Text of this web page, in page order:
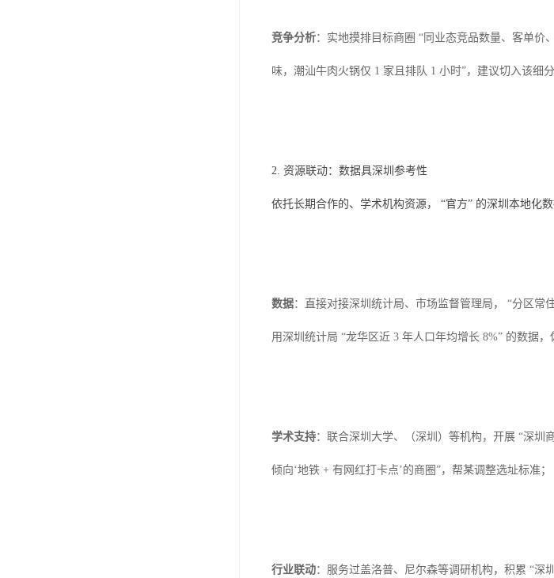
竞争分析：实地摸排目标商圈 “同业态竞品数量、客单价
味，潮汕牛肉火锅仅 1 家且排队 1 小时”，建议切入该细
2. 资源联动：数据具深圳参考性
依托长期合作的、学术机构资源， “官方” 的深圳本地化数
数据：直接对接深圳统计局、市场监督管理局， “分区
用深圳统计局 “龙华区近 3 年人口年均增长 8%” 的数据，
学术支持：联合深圳大学、（深圳）等机构，开展 “深
倾向‘地铁 + 有网红打卡点’的商圈”，帮某调整选址标准；
行业联动：服务过盖洛普、尼尔森等调研机构，积累 “